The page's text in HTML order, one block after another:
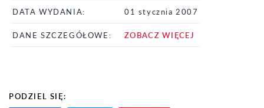
DATA WYDANIA: 01 stycznia 2007
DANE SZCZEGÓŁOWE: ZOBACZ WIĘCEJ
PODZIEL SIĘ: